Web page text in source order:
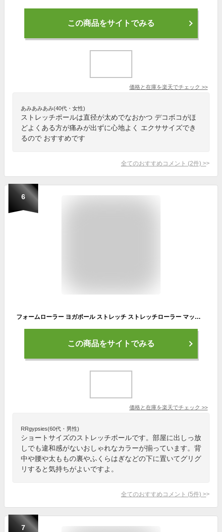
この商品をサイトでみる
価格と在庫を楽天でチェック >>
あみあみあみ(40代・女性)
ストレッチポールは直径が太めでなおかつ デコボコがほ
どよくある方が痛みが出ずに心地よく エクササイズでき
るので おすすめです
全てのおすすめコメント (2件) >
6
フォームローラー ヨガポール ストレッチ ストレッチローラー マッサージ ヨガポール ショート ヨガローラー 筋膜リリース 筋膜ローラー ローラー 筋膜 リリース ピラティス 体幹【送料無料】
この商品をサイトでみる
価格と在庫を楽天でチェック >>
RRgypsies(60代・男性)
ショートサイズのストレッチポールです。部屋に出しっ放
しでも違和感がないおしゃれなカラーが揃っています。背
中や腰や太ももの裏やふくらはぎなどの下に置いてグリグ
リすると気持ちがよいですよ。
全てのおすすめコメント (5件) >
7